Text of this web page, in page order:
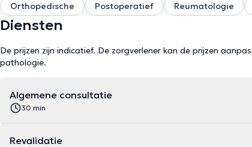
Orthopedische Postoperatief Reumatologie
Diensten
De prijzen zijn indicatief. De zorgverlener kan de prijzen
pathologie.
Algemene consultatie
30 min
Revalidatie